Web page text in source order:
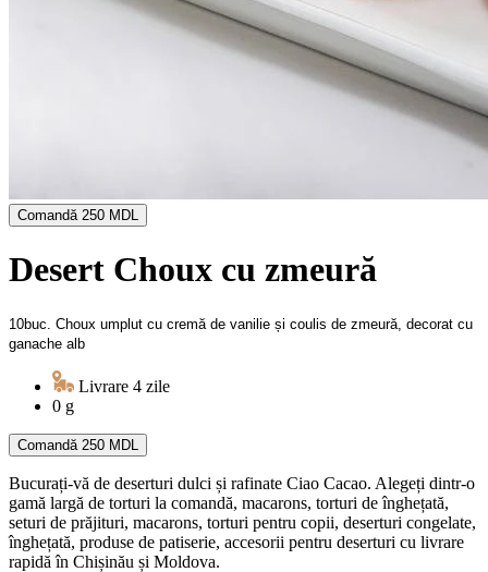
Comandă 250 MDL
Desert Choux cu zmeură
10buc. Choux umplut cu cremă de vanilie și coulis de zmeură, decorat cu
ganache alb
Livrare 4 zile
0 g
Comandă 250 MDL
Bucurați-vă de deserturi dulci și rafinate Ciao Cacao. Alegeți dintr-o
gamă largă de torturi la comandă, macarons, torturi de înghețată,
seturi de prăjituri, macarons, torturi pentru copii, deserturi congelate,
înghețată, produse de patiserie, accesorii pentru deserturi cu livrare
rapidă în Chișinău și Moldova.